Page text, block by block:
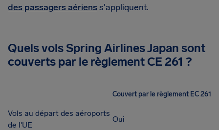
des passagers aérienss'appliquent.
Quels vols Spring Airlines Japan sont
couverts par le règlement CE 261 ?
Couvert par le règlement EC 261
Vols au départ des aéroports
de l'UE
Oui